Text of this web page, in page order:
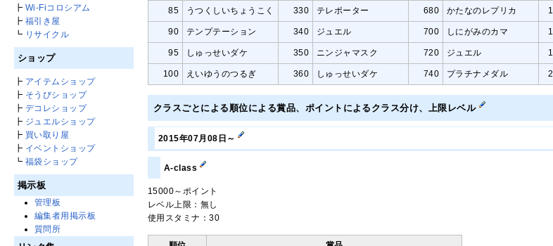
85 うつくしいちょうこく 330 テレポーター 680 かたなのレプリカ
90 テンプテーション 340 ジュエル 700 しにがみのカマ
95 しゅっせいダケ 350 ニンジャマスク 720 ジュエル
100 えいゆうのつるぎ 360 しゅっせいダケ 740 プラチナメダル
クラスごとによる順位による賞品、ポイントによるクラス分け、上限レベル
2015年07月08日～
A-class
15000～ポイント
レベル上限：無し
使用スタミナ：30
┣ Wi-Fiコロシアム
┣ 福引き屋
┗ リサイクル
ショップ
┣ アイテムショップ
┣ そうびショップ
┣ デコレショップ
┣ ジュエルショップ
┣ 買い取り屋
┣ イベントショップ
┗ 福袋ショップ
掲示板
管理板
編集者用掲示板
質問所